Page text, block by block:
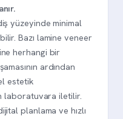
yüzeyinde minimal
Bazı lamine veneer
herhangi bir
ardından
estetik
laboratuvara iletilir.
planlama ve hızlı